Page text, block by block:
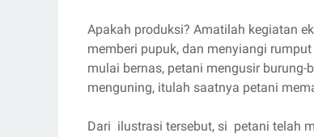
Apakah produksi? Amatilah kegiatan
memberi pupuk, dan menyiangi
mulai bernas, petani mengusir
menguning, itulah saatnya petani
Dari ilustrasi tersebut, si petani telah